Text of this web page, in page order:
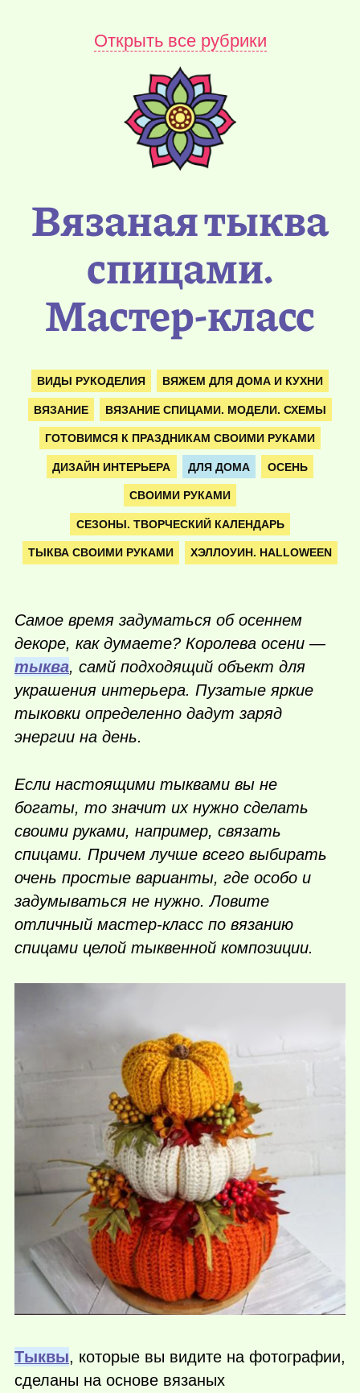
Открыть все рубрики
Вязаная тыква
спицами.
Мастер-класс
ВИДЫ РУКОДЕЛИЯ ВЯЖЕМ ДЛЯ ДОМА И КУХНИ
ВЯЗАНИЕ ВЯЗАНИЕ СПИЦАМИ. МОДЕЛИ. СХЕМЫ
ГОТОВИМСЯ К ПРАЗДНИКАМ СВОИМИ РУКАМИ
ДИЗАЙН ИНТЕРЬЕРА ДЛЯ ДОМА ОСЕНЬ
СВОИМИ РУКАМИ
СЕЗОНЫ. ТВОРЧЕСКИЙ КАЛЕНДАРЬ
ТЫКВА СВОИМИ РУКАМИ ХЭЛЛОУИН. HALLOWEEN
Самое время задуматься об осеннем
декоре, как думаете? Королева осени —
тыква, самй подходящий объект для
украшения интерьера. Пузатые яркие
тыковки определенно дадут заряд
энергии на день.
Если настоящими тыквами вы не
богаты, то значит их нужно сделать
своими руками, например, связать
спицами. Причем лучше всего выбирать
очень простые варианты, где особо и
задумываться не нужно. Ловите
отличный мастер-класс по вязанию
спицами целой тыквенной композиции.
Тыквы, которые вы видите на фотографии,
сделаны на основе вязаных